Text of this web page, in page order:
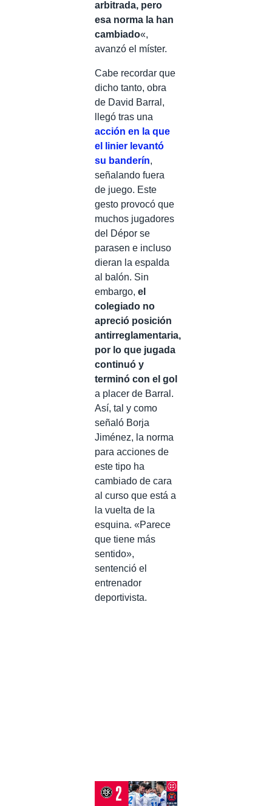
arbitrada, pero
esa norma la han
cambiado«,
avanzó el míster.
Cabe recordar que
dicho tanto, obra
de David Barral,
llegó tras una
acción en la que
el linier levantó
su banderín,
señalando fuera
de juego. Este
gesto provocó que
muchos jugadores
del Dépor se
parasen e incluso
dieran la espalda
al balón. Sin
embargo, el
colegiado no
apreció posición
antirreglamentaria,
por lo que jugada
continuó y
terminó con el gol
a placer de Barral.
Así, tal y como
señaló Borja
Jiménez, la norma
para acciones de
este tipo ha
cambiado de cara
al curso que está a
la vuelta de la
esquina. «Parece
que tiene más
sentido»,
sentenció el
entrenador
deportivista.